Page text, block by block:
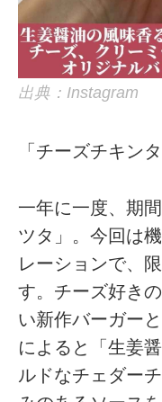
出典：Instagram
「チーズチキン
一年に一度、期
ツタ」。今回は
レーションで、
す。チーズ好き
い新作バーガー
によると「生姜
ルドなチェダー